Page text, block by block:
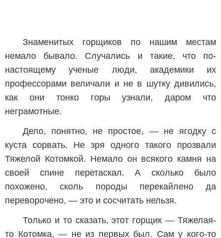
Знаменитых горщиков по нашим местам
немало бывало. Случались и такие, что по-
настоящему ученые люди, академики их
профессорами величали и не в шутку дивились,
как они тонко горы узнали, даром что
неграмотные.
Дело, понятно, не простое, — не ягодку с
куста сорвать. Не зря одного такого прозвали
Тяжелой Котомкой. Немало он всякого камня на
своей спине перетаскал. А сколько было
похожено, сколь породы перекайлено да
переворочено, — это и сосчитать нельзя.
Только и то сказать, этот горщик — Тяжелая-
то Котомка, — не из первых был. Сам у кого-то